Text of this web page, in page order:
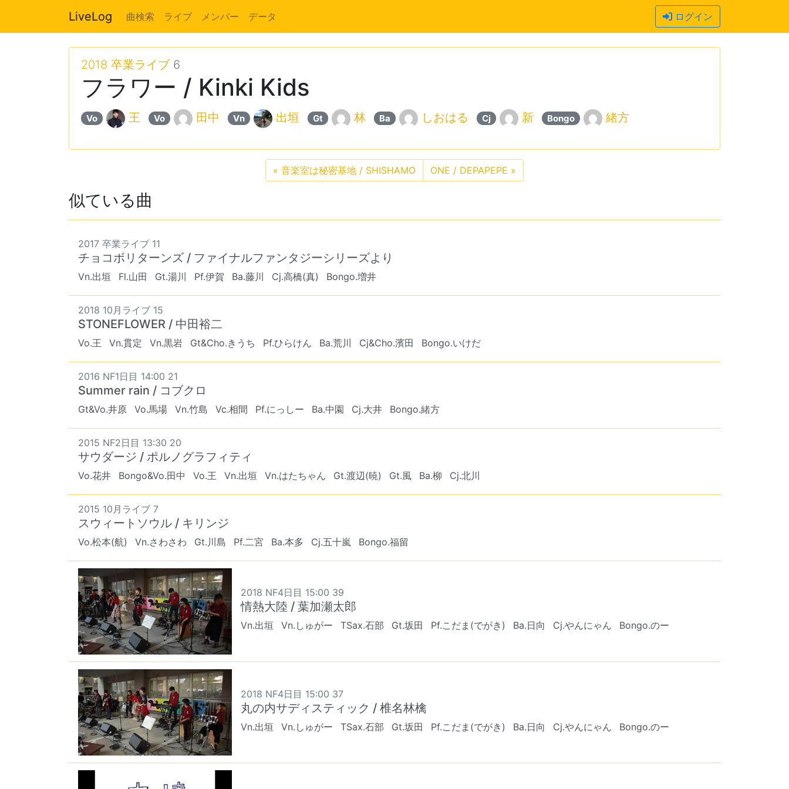
LiveLog 曲検索 ライブ メンバー データ ログイン
2018 卒業ライブ6
フラワー / Kinki Kids
Vo 王 Vo 田中 Vn 出垣 Gt 林 Ba しおはる Cj 新 Bongo 緒方
« 音楽室は秘密基地 / SHISHAMO ONE / DEPAPEPE »
似ている曲
2017 卒業ライブ 11
チョコボリターンズ / ファイナルファンタジーシリーズより
Vn.出垣 Fl.山田 Gt.湯川 Pf.伊賀 Ba.藤川 Cj.高橋(真) Bongo.増井
2018 10月ライブ 15
STONEFLOWER / 中田裕二
Vo.王 Vn.貫定 Vn.黒岩 Gt&Cho.きうち Pf.ひらけん Ba.荒川 Cj&Cho.濱田 Bongo.いけだ
2016 NF1日目 14:00 21
Summer rain / コブクロ
Gt&Vo.井原 Vo.馬場 Vn.竹島 Vc.相間 Pf.にっしー Ba.中園 Cj.大井 Bongo.緒方
2015 NF2日目 13:30 20
サウダージ / ポルノグラフィティ
Vo.花井 Bongo&Vo.田中 Vo.王 Vn.出垣 Vn.はたちゃん Gt.渡辺(暁) Gt.風 Ba.柳 Cj.北川
2015 10月ライブ 7
スウィートソウル / キリンジ
Vo.松本(航) Vn.さわさわ Gt.川島 Pf.二宮 Ba.本多 Cj.五十嵐 Bongo.福留
2018 NF4日目 15:00 39
情熱大陸 / 葉加瀬太郎
Vn.出垣 Vn.しゅがー TSax.石部 Gt.坂田 Pf.こだま(でがき) Ba.日向 Cj.やんにゃん Bongo.のー
2018 NF4日目 15:00 37
丸の内サディスティック / 椎名林檎
Vn.出垣 Vn.しゅがー TSax.石部 Gt.坂田 Pf.こだま(でがき) Ba.日向 Cj.やんにゃん Bongo.のー